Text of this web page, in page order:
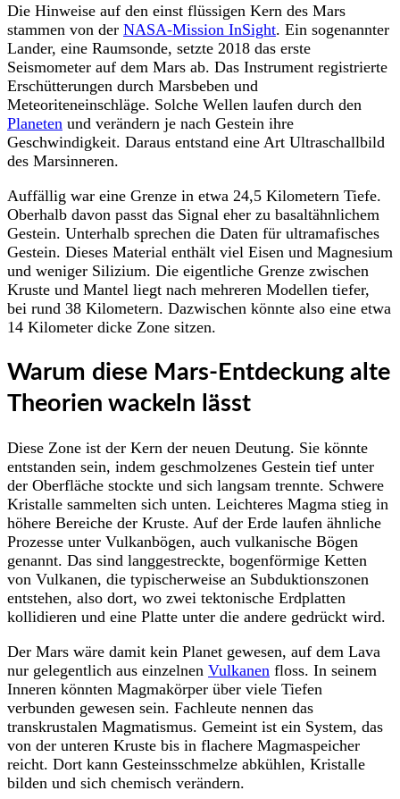
Die Hinweise auf den einst flüssigen Kern des Mars
stammen von der NASA-Mission InSight. Ein sogenannter
Lander, eine Raumsonde, setzte 2018 das erste
Seismometer auf dem Mars ab. Das Instrument registrierte
Erschütterungen durch Marsbeben und
Meteoriteneinschläge. Solche Wellen laufen durch den
Planeten und verändern je nach Gestein ihre
Geschwindigkeit. Daraus entstand eine Art Ultraschallbild
des Marsinneren.
Auffällig war eine Grenze in etwa 24,5 Kilometern Tiefe.
Oberhalb davon passt das Signal eher zu basaltähnlichem
Gestein. Unterhalb sprechen die Daten für ultramafisches
Gestein. Dieses Material enthält viel Eisen und Magnesium
und weniger Silizium. Die eigentliche Grenze zwischen
Kruste und Mantel liegt nach mehreren Modellen tiefer,
bei rund 38 Kilometern. Dazwischen könnte also eine etwa
14 Kilometer dicke Zone sitzen.
Warum diese Mars-Entdeckung alte
Theorien wackeln lässt
Diese Zone ist der Kern der neuen Deutung. Sie könnte
entstanden sein, indem geschmolzenes Gestein tief unter
der Oberfläche stockte und sich langsam trennte. Schwere
Kristalle sammelten sich unten. Leichteres Magma stieg in
höhere Bereiche der Kruste. Auf der Erde laufen ähnliche
Prozesse unter Vulkanbögen, auch vulkanische Bögen
genannt. Das sind langgestreckte, bogenförmige Ketten
von Vulkanen, die typischerweise an Subduktionszonen
entstehen, also dort, wo zwei tektonische Erdplatten
kollidieren und eine Platte unter die andere gedrückt wird.
Der Mars wäre damit kein Planet gewesen, auf dem Lava
nur gelegentlich aus einzelnen Vulkanen floss. In seinem
Inneren könnten Magmakörper über viele Tiefen
verbunden gewesen sein. Fachleute nennen das
transkrustalen Magmatismus. Gemeint ist ein System, das
von der unteren Kruste bis in flachere Magmaspeicher
reicht. Dort kann Gesteinsschmelze abkühlen, Kristalle
bilden und sich chemisch verändern.